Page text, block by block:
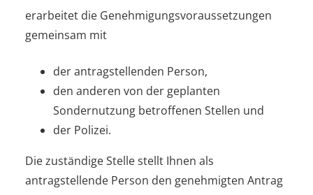
erarbeitet die Genehmigungsvoraussetzungen
gemeinsam mit
der antragstellenden Person,
den anderen von der geplanten
Sondernutzung betroffenen Stellen und
der Polizei.
Die zuständige Stelle stellt Ihnen als
antragstellende Person den genehmigten Antrag